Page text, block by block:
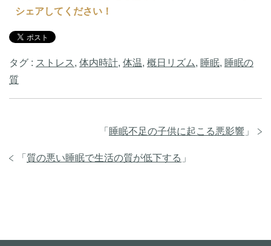
シェアしてください！
タグ : ストレス , 体内時計, 体温, 概日リズム, 睡眠, 睡眠の
質
「 睡眠不足の子供に起こる悪影響 」
「 質の悪い睡眠で生活の質が低下する 」